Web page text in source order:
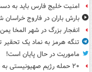
امنیت خلیج فارس باید به
بارش باران در فاروج خراسان
انفجار بزرگ در شهر المخا یمن
تنگه هرمز به نماد یک تحقیر
ماموریت در حال پایان است!
۲۰ حمله رژیم صهیونیستی به درعا و قنیطره در یک هفته